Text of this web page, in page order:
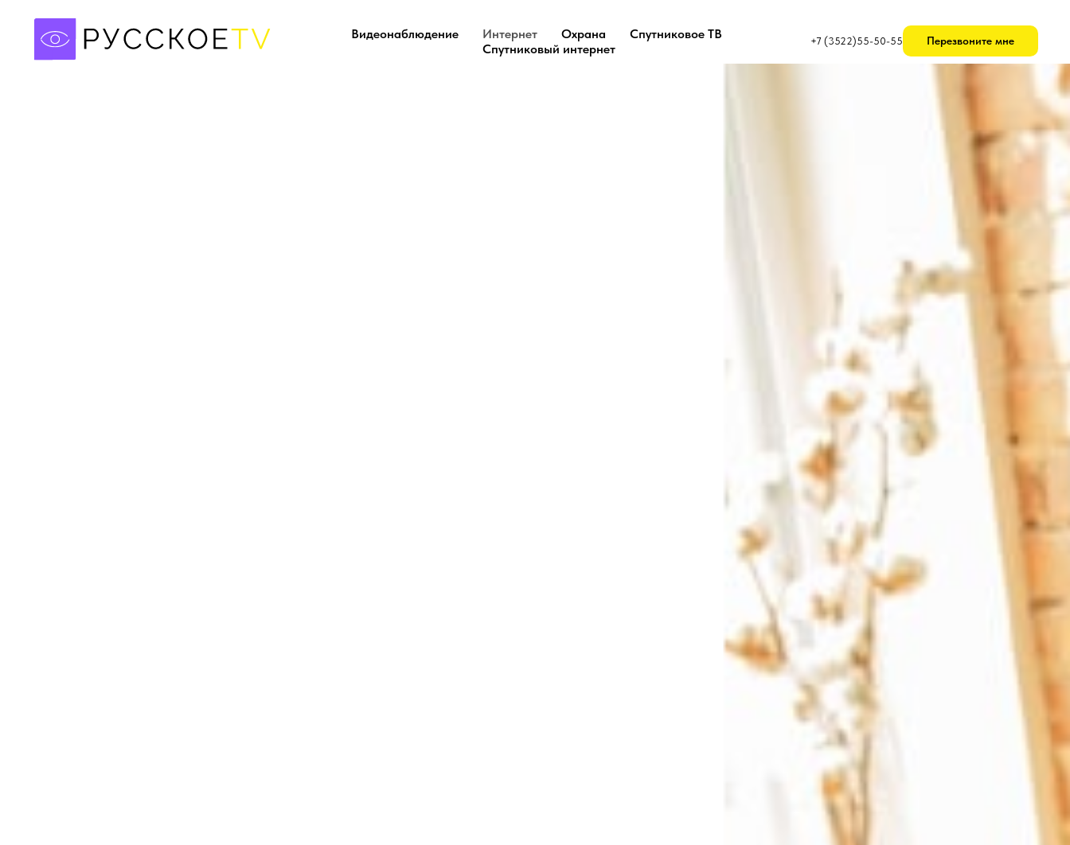
Видеонаблюдение Интернет Охрана
Спутниковое ТВ
Спутниковый интернет
+7 (3522)55-50-55 Перезвоните мне